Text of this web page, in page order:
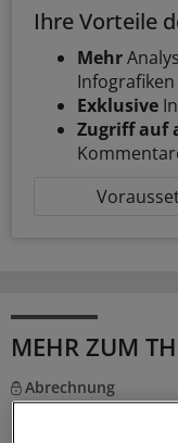
Ihre Vorteile
Mehr
Infografiken
Exklusive
Zugriff auf
MEHR ZUM
Abrechnung
KV Rheinland-